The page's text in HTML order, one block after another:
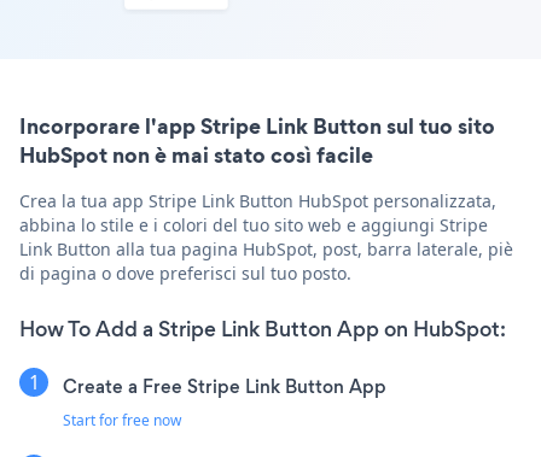
Incorporare l'app Stripe Link Button sul tuo sito
HubSpot non è mai stato così facile
Crea la tua app Stripe Link Button HubSpot personalizzata,
abbina lo stile e i colori del tuo sito web e aggiungi Stripe
Link Button alla tua pagina HubSpot, post, barra laterale, piè
di pagina o dove preferisci sul tuo posto.
How To Add a Stripe Link Button App on HubSpot:
Create a Free Stripe Link Button App
Start for free now